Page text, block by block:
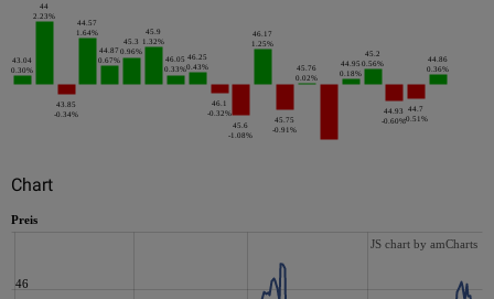
43.04
0.30%
44
2.23%
43.85
-0.34%
44.57
1.64%
44.87
0.67%
45.3
0.96%
45.9
1.32%
46.05
0.33%
46.25
0.43%
46.1
-0.32%
45.6
-1.08%
46.17
1.25%
45.75
-0.91%
45.76
0.02%
44.95
0.18%
45.2
0.56%
44.93
-0.60%
44.7
-0.51%
44.86
0.36%
Chart
Preis
46
JS chart by amCharts